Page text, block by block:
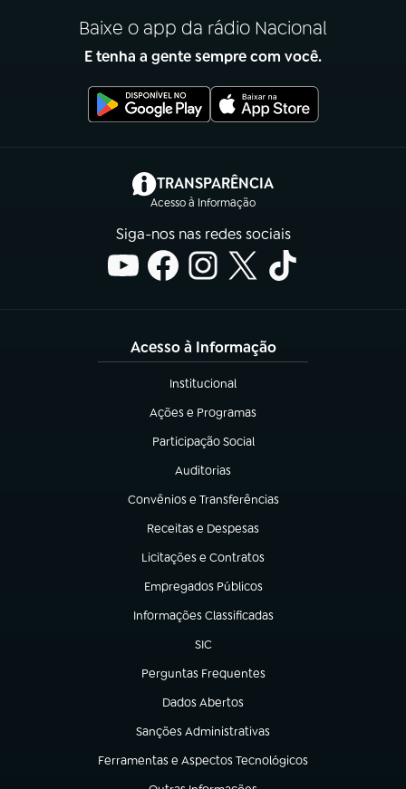
Baixe o app da rádio Nacional
E tenha a gente sempre com você.
TRANSPARÊNCIA
Acesso à Informação
(abre em nova aba)
Siga-nos nas redes sociais
Acesso à Informação
Institucional
(abre em nova aba)
Ações e Programas
(abre em nova aba)
Participação Social
(abre em nova aba)
Auditorias
(abre em nova aba)
Convênios e Transferências
(abre em nova aba)
Receitas e Despesas
(abre em nova aba)
Licitações e Contratos
(abre em nova aba)
Empregados Públicos
(abre em nova aba)
Informações Classificadas
(abre em nova aba)
SIC
(abre em nova aba)
Perguntas Frequentes
(abre em nova aba)
Dados Abertos
(abre em nova aba)
Sanções Administrativas
(abre em nova aba)
Ferramentas e Aspectos Tecnológicos
(abre em nova aba)